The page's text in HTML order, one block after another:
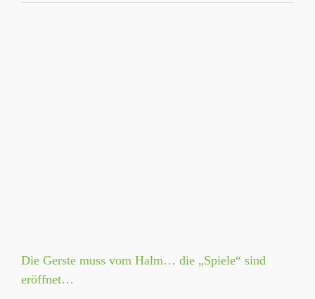
Die Gerste muss vom Halm… die „Spiele“ sind
eröffnet…